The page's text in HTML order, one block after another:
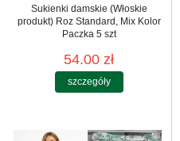
Sukienki damskie (Włoskie
produkt) Roz Standard, Mix Kolor
Paczka 5 szt
54.00 zł
szczegóły